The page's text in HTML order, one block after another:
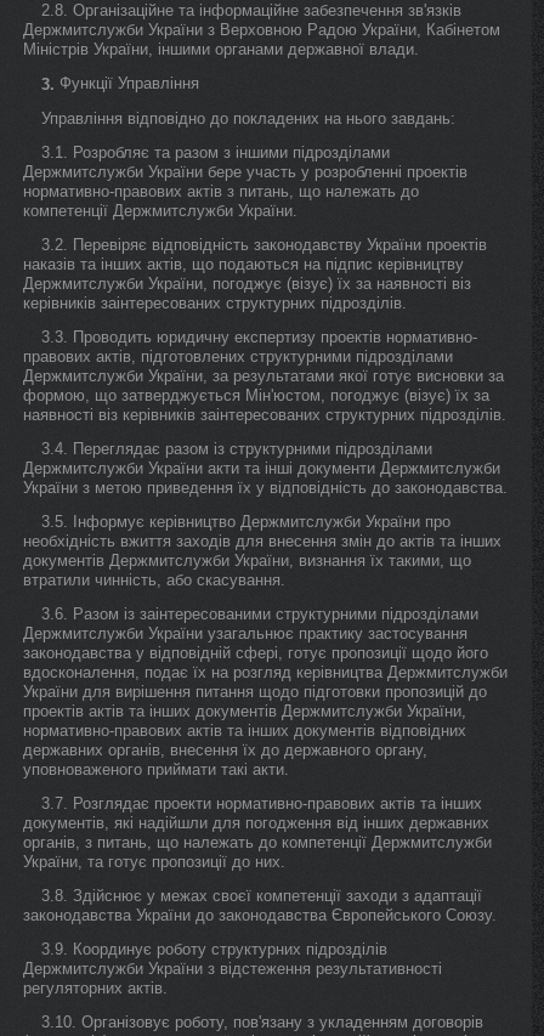
2.8. Організаційне та інформаційне забезпечення зв'язків
Держмитслужби України з Верховною Радою України, Кабінетом
Міністрів України, іншими органами державної влади.
3. Функції Управління
Управління відповідно до покладених на нього завдань:
3.1. Розробляє та разом з іншими підрозділами
Держмитслужби України бере участь у розробленні проектів
нормативно-правових актів з питань, що належать до
компетенції Держмитслужби України.
3.2. Перевіряє відповідність законодавству України проектів
наказів та інших актів, що подаються на підпис керівництву
Держмитслужби України, погоджує (візує) їх за наявності віз
керівників заінтересованих структурних підрозділів.
3.3. Проводить юридичну експертизу проектів нормативно-
правових актів, підготовлених структурними підрозділами
Держмитслужби України, за результатами якої готує висновки за
формою, що затверджується Мін'юстом, погоджує (візує) їх за
наявності віз керівників заінтересованих структурних підрозділів.
3.4. Переглядає разом із структурними підрозділами
Держмитслужби України акти та інші документи Держмитслужби
України з метою приведення їх у відповідність до законодавства.
3.5. Інформує керівництво Держмитслужби України про
необхідність вжиття заходів для внесення змін до актів та інших
документів Держмитслужби України, визнання їх такими, що
втратили чинність, або скасування.
3.6. Разом із заінтересованими структурними підрозділами
Держмитслужби України узагальнює практику застосування
законодавства у відповідній сфері, готує пропозиції щодо його
вдосконалення, подає їх на розгляд керівництва Держмитслужби
України для вирішення питання щодо підготовки пропозицій до
проектів актів та інших документів Держмитслужби України,
нормативно-правових актів та інших документів відповідних
державних органів, внесення їх до державного органу,
уповноваженого приймати такі акти.
3.7. Розглядає проекти нормативно-правових актів та інших
документів, які надійшли для погодження від інших державних
органів, з питань, що належать до компетенції Держмитслужби
України, та готує пропозиції до них.
3.8. Здійснює у межах своєї компетенції заходи з адаптації
законодавства України до законодавства Європейського Союзу.
3.9. Координує роботу структурних підрозділів
Держмитслужби України з відстеження результативності
регуляторних актів.
3.10. Організовує роботу, пов'язану з укладенням договорів